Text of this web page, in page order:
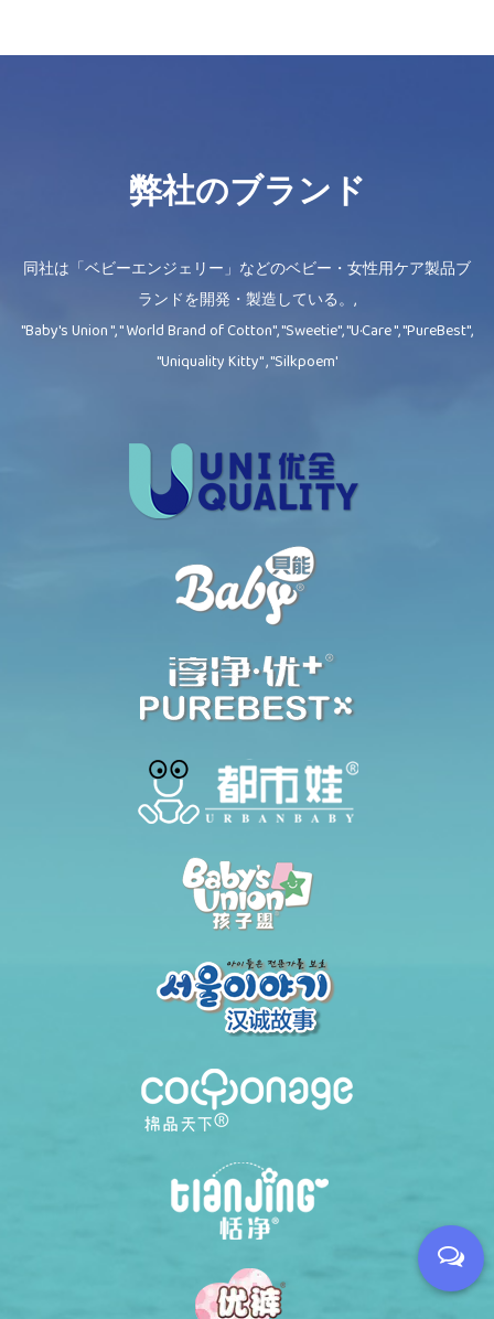
弊社のブランド
同社は「ベビーエンジェリー」などのベビー・女性用ケア製品ブ
ランドを開発・製造している。,
"Baby's Union ", " World Brand of Cotton", "Sweetie", "U·Care ", "PureBest",
"Uniquality Kitty" , "Silkpoem'